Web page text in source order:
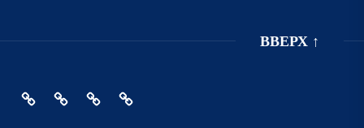
ВВЕРХ ↑
ГлавнаяПолитикаИнформация
Обратная